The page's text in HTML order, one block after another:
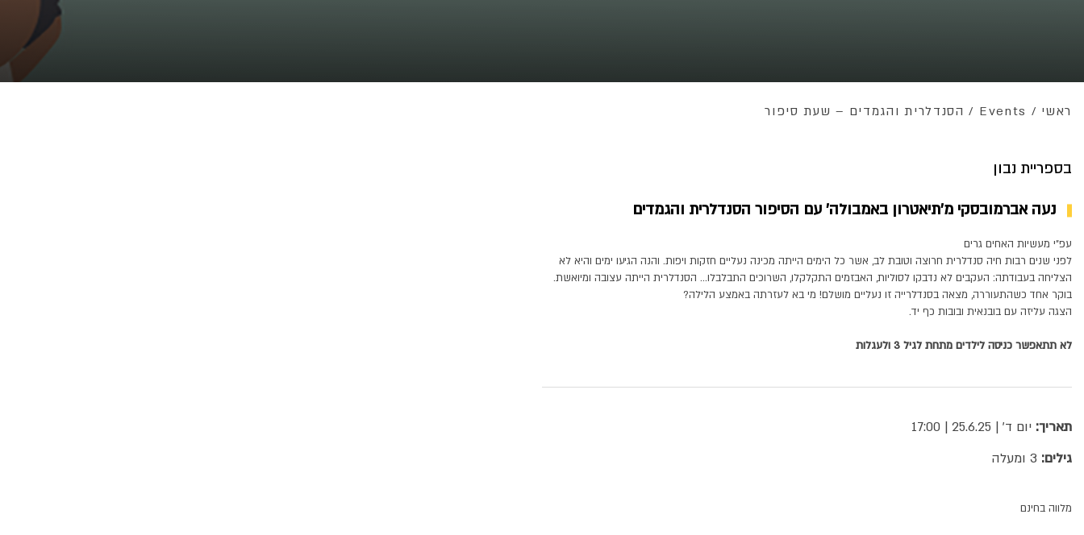
ראשי /
Events
/ הסנדלרית והגמדים – שעת סיפור
בספריית נבון
נעה אברמובסקי מ'תיאטרון באמבולה' עם הסיפור הסנדלרית והגמדים
עפ"י מעשיות האחים גרים
לפני שנים רבות חיה סנדלרית חרוצה וטובת לב, אשר כל הימים הייתה מכינה נעליים חזקות ויפות. והנה הגיעו ימים והיא לא
הצליחה בעבודתה: העקבים לא נדבקו לסוליות, האבזמים התקלקלו, השרוכים התבלבלו… הסנדלרית הייתה עצובה ומיואשת.
בוקר אחד כשהתעוררה, מצאה בסנדלרייה זו נעליים מושלם! מי בא לעזרתה באמצע הלילה?
הצגה עליזה עם בובנאית ובובות כף יד.
לא תתאפשר כניסה לילדים מתחת לגיל 3 ולעגלות
תאריך: יום ד' | 25.6.25 | 17:00
גילים: 3 ומעלה
מלווה בחינם